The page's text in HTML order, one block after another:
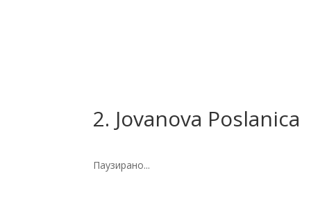
2. Jovanova Poslanica
Паузирано...